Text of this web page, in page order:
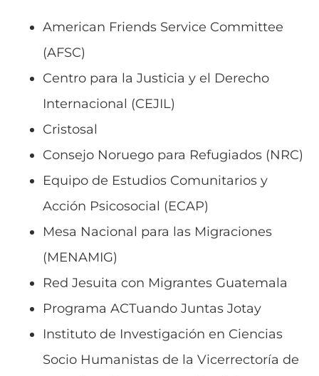
American Friends Service Committee
(AFSC)
Centro para la Justicia y el Derecho
Internacional (CEJIL)
Cristosal
Consejo Noruego para Refugiados (NRC)
Equipo de Estudios Comunitarios y
Acción Psicosocial (ECAP)
Mesa Nacional para las Migraciones
(MENAMIG)
Red Jesuita con Migrantes Guatemala
Programa ACTuando Juntas Jotay
Instituto de Investigación en Ciencias
Socio Humanistas de la Vicerrectoría de